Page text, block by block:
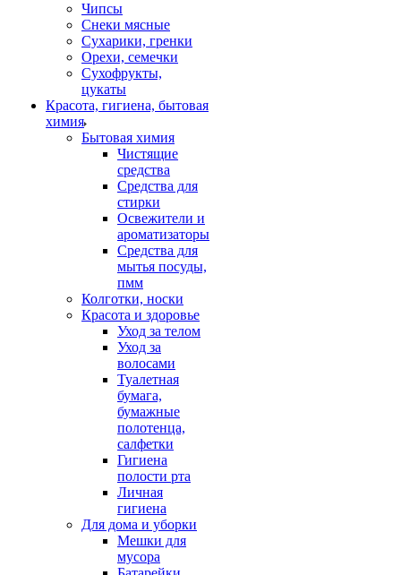
Чипсы
Снеки мясные
Сухарики, гренки
Орехи, семечки
Сухофрукты,
цукаты
Красота, гигиена, бытовая
химия
Бытовая химия
Чистящие
средства
Средства для
стирки
Освежители и
ароматизаторы
Средства для
мытья посуды,
пмм
Колготки, носки
Красота и здоровье
Уход за телом
Уход за
волосами
Туалетная
бумага,
бумажные
полотенца,
салфетки
Гигиена
полости рта
Личная
гигиена
Для дома и уборки
Мешки для
мусора